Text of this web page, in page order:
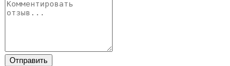
Отправить